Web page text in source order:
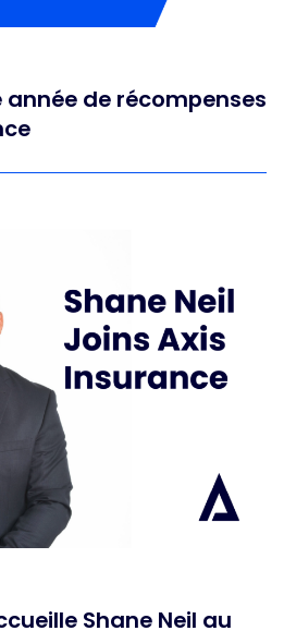
année de récompenses
Shane Neil au